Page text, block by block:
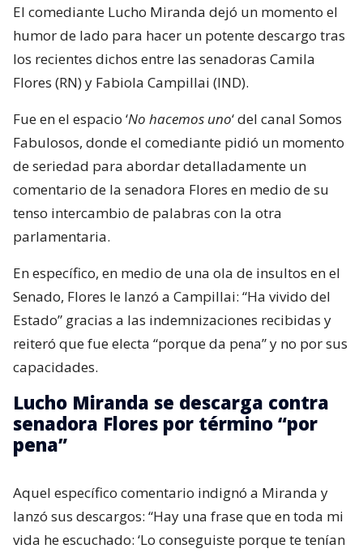
El comediante Lucho Miranda dejó un momento el
humor de lado para hacer un potente descargo tras
los recientes dichos entre las senadoras Camila
Flores (RN) y Fabiola Campillai (IND).
Fue en el espacio ‘No hacemos uno‘ del canal Somos
Fabulosos, donde el comediante pidió un momento
de seriedad para abordar detalladamente un
comentario de la senadora Flores en medio de su
tenso intercambio de palabras con la otra
parlamentaria.
En específico, en medio de una ola de insultos en el
Senado, Flores le lanzó a Campillai: “Ha vivido del
Estado” gracias a las indemnizaciones recibidas y
reiteró que fue electa “porque da pena” y no por sus
capacidades.
Lucho Miranda se descarga contra
senadora Flores por término “por
pena”
Aquel específico comentario indignó a Miranda y
lanzó sus descargos: “Hay una frase que en toda mi
vida he escuchado: ‘Lo conseguiste porque te tenían